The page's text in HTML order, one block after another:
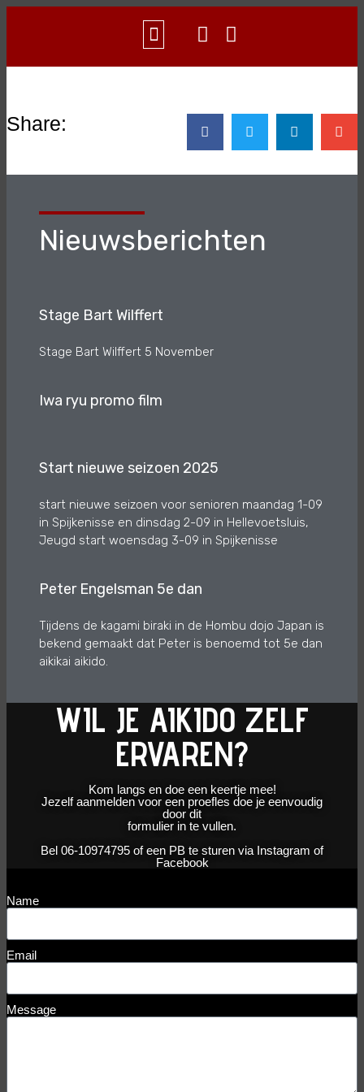
Share:
Nieuwsberichten
Stage Bart Wilffert
Stage Bart Wilffert 5 November
Iwa ryu promo film
Start nieuwe seizoen 2025
start nieuwe seizoen voor senioren maandag 1-09
in Spijkenisse en dinsdag 2-09 in Hellevoetsluis,
Jeugd start woensdag 3-09 in Spijkenisse
Peter Engelsman 5e dan
Tijdens de kagami biraki in de Hombu dojo Japan is
bekend gemaakt dat Peter is benoemd tot 5e dan
aikikai aikido.
WIL JE AIKIDO ZELF
ERVAREN?
Kom langs en doe een keertje mee!
Jezelf aanmelden voor een proefles doe je eenvoudig
door dit
formulier in te vullen.
Bel 06-10974795 of een PB te sturen via Instagram of
Facebook
Name
Email
Message